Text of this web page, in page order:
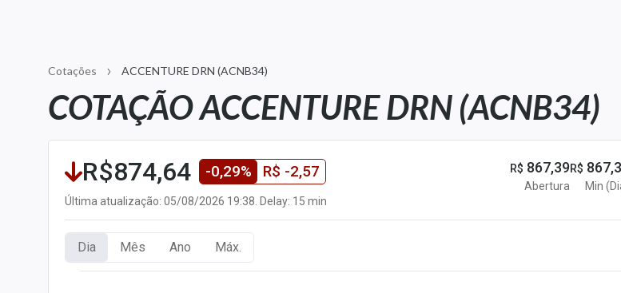
Carteiras Recomendadas
Central de Dividendos
Central de Fundos
Imobiliários
Central dos IPOs
Renda Fixa
Finanças Pessoais
Cotações ACCENTURE DRN (ACNB34)
COTAÇÃO ACCENTURE DRN (ACNB34)
R$874,64 -0,29% R$ -2,57 R$ 867,39
Abertura
R$
Min
Última atualização: 05/08/2026 19:38. Delay: 15 min
Dia Mês Ano Máx.